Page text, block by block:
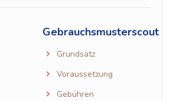
Gebrauchsmusterscout
Grundsatz
Voraussetzung
Gebühren